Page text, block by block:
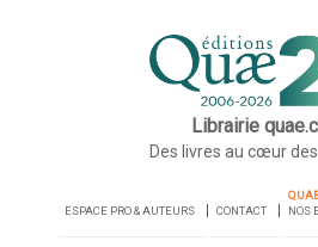
Librairie
Des livres au cœur
ESPACE PRO & AUTEURS CONTACT
NOS